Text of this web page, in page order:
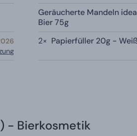
Geräucherte Mandeln
Bier 75g
2× Papierfüller 20g -
- Bierkosmetik